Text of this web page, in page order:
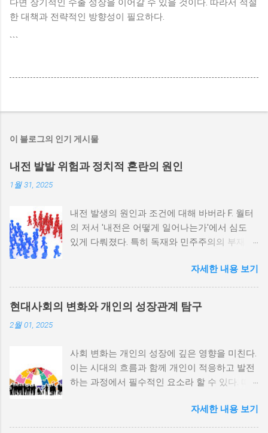
한 대책과 전략적인 방향성이 필요하다.
```
이 블로그의 인기 게시물
내전 발발 위험과 정치적 혼란의 원인
1월 31, 2025
내전 발생의 원인과 조건에 대해 바버라 F. 월터
의 저서 '내전은 어떻게 일어나는가'에서 심도
있게 다뤄졌다. 특히 독재와 민주주의의 부재가
정치적 파벌화와 경제·군사 체제의 불안정성이
내전의 촉매제가 된다는 사실은 우리에게 중요
한 교훈을 준다. 정치적 불안정성과 내전 발발
위험 정치적 불안정성은 내전 발발의 핵심 요인
적 갈등이 심화되고, 이로 인해 내전의 위험이
증가한다. 이와 같은 경우, 국민들은 정부에 대
한 불만을 느끼고, 체제 전복을 위해 무장 세력
역사적으로도 정치적 불안정성이 높은 국가에
서는 종종 내전이 발발했던 예가 많다. 이러한
자세한 내용 보기
현대사회의 변화와 개인의 성장관계 탐구
2월 01, 2025
사회 변화는 개인의 성장에 깊은 영향을 미친다.
이는 시대의 흐름과 함께 개인이 적응하고 발전
하는 과정에서 필수적인 요소라 할 수 있다. 따
탐구하는 것이 필요하다. 사회 변화의 의미와 구
조 사회 변화란 특정 사회의 구조, 문화, 가치관
자세한 내용 보기